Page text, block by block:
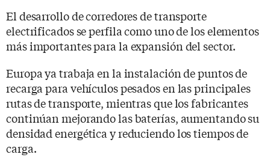
El desarrollo de corredores de transporte
electrificados se perfila como uno de los elementos
más importantes para la expansión del sector.
Europa ya trabaja en la instalación de puntos de
recarga para vehículos pesados en las principales
rutas de transporte, mientras que los fabricantes
continúan mejorando las baterías, aumentando su
densidad energética y reduciendo los tiempos de
carga.